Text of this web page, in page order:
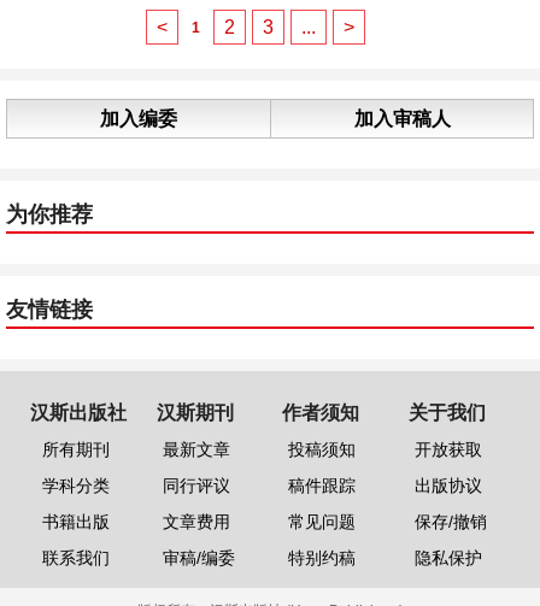
< 1 2 3 ... >
加入编委 加入审稿人
为你推荐
友情链接
汉斯出版社
所有期刊
学科分类
书籍出版
联系我们
汉斯期刊
最新文章
同行评议
文章费用
审稿/编委
作者须知
投稿须知
稿件跟踪
常见问题
特别约稿
关于我们
开放获取
出版协议
保存/撤销
隐私保护